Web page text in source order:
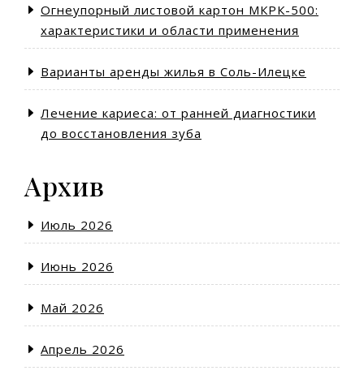
Огнеупорный листовой картон МКРК-500:
характеристики и области применения
Варианты аренды жилья в Соль-Илецке
Лечение кариеса: от ранней диагностики
до восстановления зуба
Архив
Июль 2026
Июнь 2026
Май 2026
Апрель 2026